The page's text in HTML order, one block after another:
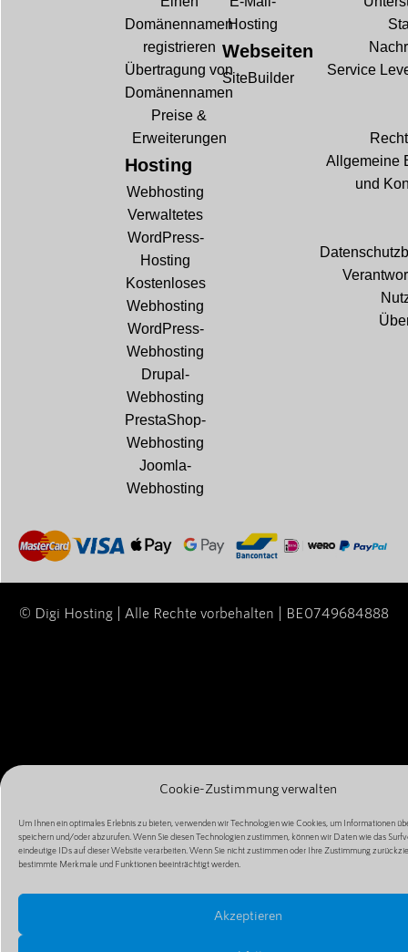
Cookie-Zustimmung verwalten
Um Ihnen ein optimales Erlebnis zu bieten, verwenden wir Technologien wie Cookies, um Informationen
speichern und/oder abzurufen. Wenn Sie diesen Technologien zustimmen, können wir Daten wie das
eindeutige IDs auf dieser Website verarbeiten. Wenn Sie nicht zustimmen oder Ihre Zustimmung
bestimmte Merkmale und Funktionen beeinträchtigt werden.
Akzeptieren
Domänennamen
registrieren
Übertragung von
Domänennamen
Preise &
Erweiterungen
Hosting
Webhosting
Verwaltetes
WordPress-
Hosting
Kostenloses
Webhosting
WordPress-
Webhosting
Drupal-
Webhosting
PrestaShop-
Webhosting
Joomla-
Webhosting
Hosting
Webseiten
SiteBuilder
Service
Allgemeine
und
© Digi Hosting | Alle Rechte vorbehalten | BE0749684888